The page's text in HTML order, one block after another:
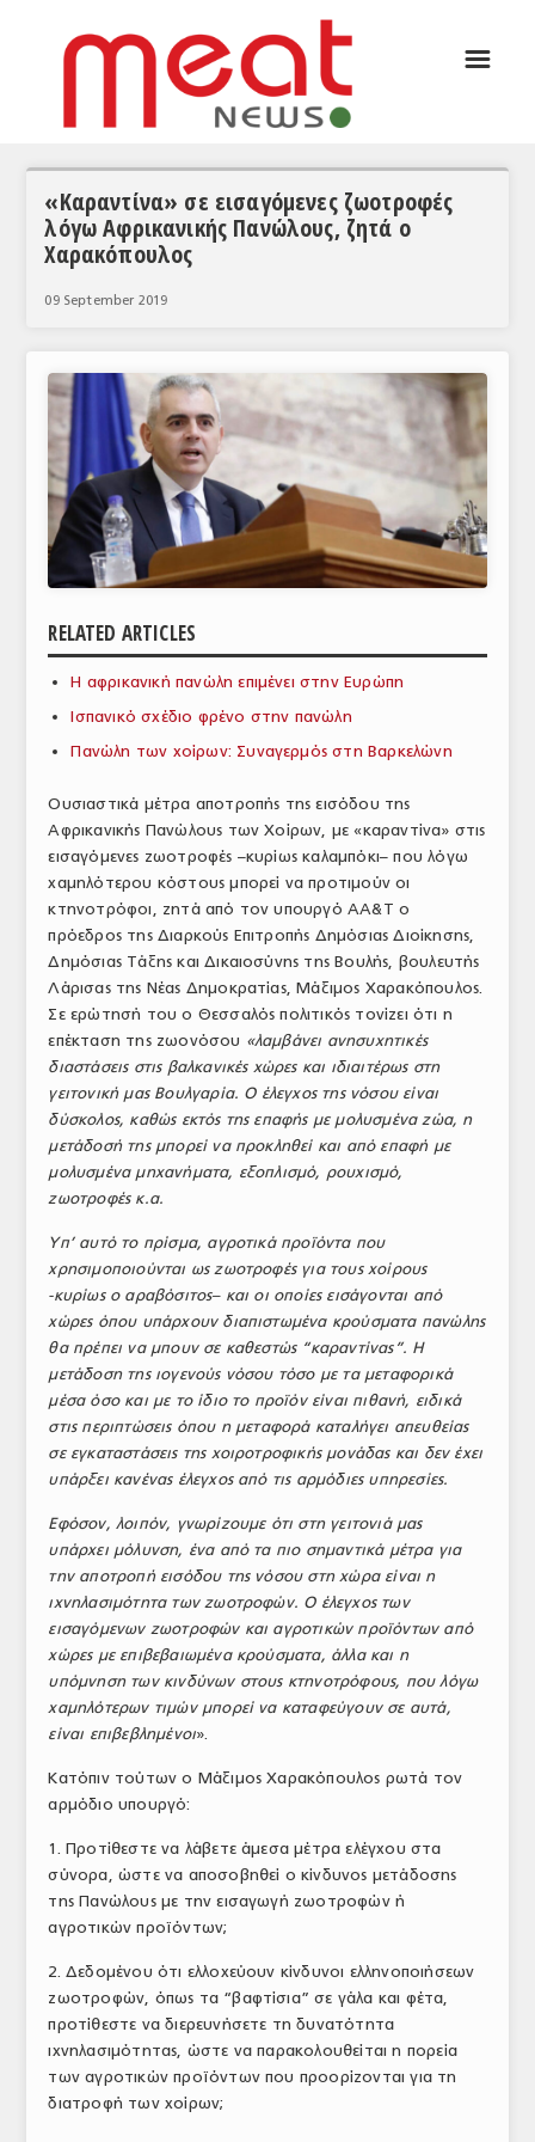
ΣΥΝΕΝΤΕΥΞΕΙΣ
ΚΟΣΜΟΣ
ΕΙΔΗΣΕΙΣ
ΕΥΡΩΠΑΪΚΕΣ ΑΠΟΦΑΣΕΙΣ
ΘΕΜΑΤΑ
ΑΝΑΛΥΣΕΙΣ
ΣΦΑΓΕΙΑ
ΠΡΩΤΕΣ ΥΛΕΣ
ΕΞΟΠΛΙΣΜΟΣ
ΥΠΗΡΕΣΙΕΣ
ΕΜΠΟΡΙΚΟΙ ΑΝΤΙΠΡΟΣΩΠΟΙ
ΝΟΜΟΘΕΣΙΑ
ΕΛΛΗΝΙΚΗ ΝΟΜΟΘΕΣΙΑ
ΕΥΡΩΠΑΪΚΗ ΝΟΜΟΘΕΣΙΑ
ΤΟ ΠΕΡΙΟΔΙΚΟ
Profile
ΑΡΧΕΙΟ ΤΕΥΧΩΝ
ΣΥΝΕΔΡΙΟ ΚΡΕΑΤΟΣ
☰
«Καραντίνα» σε εισαγόμενες ζωοτροφές
λόγω Αφρικανικής Πανώλους, ζητά ο
Χαρακόπουλος
09 September 2019
RELATED ARTICLES
Η αφρικανική πανώλη επιμένει στην Ευρώπη
Ισπανικό σχέδιο φρένο στην πανώλη
Πανώλη των χοίρων: Συναγερμός στη Βαρκελώνη
Ουσιαστικά μέτρα αποτροπής της εισόδου της
Αφρικανικής Πανώλους των Χοίρων, με «καραντίνα» στις
εισαγόμενες ζωοτροφές –κυρίως καλαμπόκι– που λόγω
χαμηλότερου κόστους μπορεί να προτιμούν οι
κτηνοτρόφοι, ζητά από τον υπουργό ΑΑ&Τ ο
πρόεδρος της Διαρκούς Επιτροπής Δημόσιας Διοίκησης,
Δημόσιας Τάξης και Δικαιοσύνης της Βουλής, βουλευτής
Λάρισας της Νέας Δημοκρατίας, Μάξιμος Χαρακόπουλος.
Σε ερώτησή του ο Θεσσαλός πολιτικός τονίζει ότι η
επέκταση της ζωονόσου «λαμβάνει ανησυχητικές
διαστάσεις στις βαλκανικές χώρες και ιδιαιτέρως στη
γειτονική μας Βουλγαρία. Ο έλεγχος της νόσου είναι
δύσκολος, καθώς εκτός της επαφής με μολυσμένα ζώα, η
μετάδοσή της μπορεί να προκληθεί και από επαφή με
μολυσμένα μηχανήματα, εξοπλισμό, ρουχισμό,
ζωοτροφές κ.α.
Υπ’ αυτό το πρίσμα, αγροτικά προϊόντα που
χρησιμοποιούνται ως ζωοτροφές για τους χοίρους
-κυρίως ο αραβόσιτος– και οι οποίες εισάγονται από
χώρες όπου υπάρχουν διαπιστωμένα κρούσματα πανώλης
θα πρέπει να μπουν σε καθεστώς “καραντίνας”. Η
μετάδοση της ιογενούς νόσου τόσο με τα μεταφορικά
μέσα όσο και με το ίδιο το προϊόν είναι πιθανή, ειδικά
στις περιπτώσεις όπου η μεταφορά καταλήγει απευθείας
σε εγκαταστάσεις της χοιροτροφικής μονάδας και δεν έχει
υπάρξει κανένας έλεγχος από τις αρμόδιες υπηρεσίες.
Εφόσον, λοιπόν, γνωρίζουμε ότι στη γειτονιά μας
υπάρχει μόλυνση, ένα από τα πιο σημαντικά μέτρα για
την αποτροπή εισόδου της νόσου στη χώρα είναι η
ιχνηλασιμότητα των ζωοτροφών. Ο έλεγχος των
εισαγόμενων ζωοτροφών και αγροτικών προϊόντων από
χώρες με επιβεβαιωμένα κρούσματα, άλλα και η
υπόμνηση των κινδύνων στους κτηνοτρόφους, που λόγω
χαμηλότερων τιμών μπορεί να καταφεύγουν σε αυτά,
είναι επιβεβλημένοι».
Κατόπιν τούτων ο Μάξιμος Χαρακόπουλος ρωτά τον
αρμόδιο υπουργό:
1. Προτίθεστε να λάβετε άμεσα μέτρα ελέγχου στα
σύνορα, ώστε να αποσοβηθεί ο κίνδυνος μετάδοσης
της Πανώλους με την εισαγωγή ζωοτροφών ή
αγροτικών προϊόντων;
2. Δεδομένου ότι ελλοχεύουν κίνδυνοι ελληνοποιήσεων
ζωοτροφών, όπως τα “βαφτίσια” σε γάλα και φέτα,
προτίθεστε να διερευνήσετε τη δυνατότητα
ιχνηλασιμότητας, ώστε να παρακολουθείται η πορεία
των αγροτικών προϊόντων που προορίζονται για τη
διατροφή των χοίρων;